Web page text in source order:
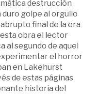
destrucción
golpe al orgullo
final de la era
obra el lector
al segundo de aquel
el horror
en Lakehurst
de estas páginas
historia del